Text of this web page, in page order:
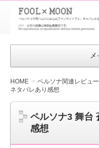
FOOL×MOON
｜ペルソナ
3 荒ハム中
HOME ペルソナ関連レビュ
ネタバレあり感想
ペルソナ3 舞台
感想